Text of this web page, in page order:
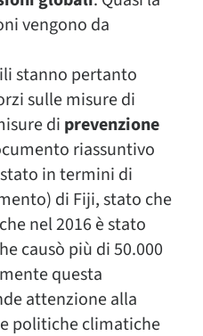
vengono da
stanno pertanto
sulle misure di
di prevenzione
riassuntivo
in termini di
di Fiji, stato che
nel 2016 è stato
causò più di 50.000
questa
attenzione alla
politiche climatiche